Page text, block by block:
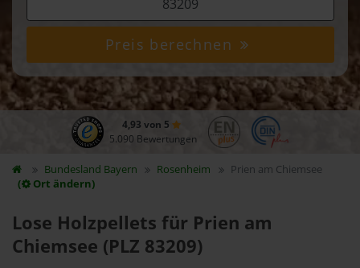
Preis berechnen
4,93 von 5
5.090 Bewertungen
Bundesland Bayern Rosenheim
Prien am Chiemsee
(
Ort ändern)
Lose Holzpellets für Prien am
Chiemsee (PLZ 83209)